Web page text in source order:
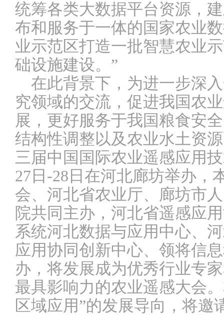
统筹各类大数据平台资源，
布和服务于一体的国家农业
业示范区打造一批智慧农业
础设施建设。 ”
在此背景下，为进一步深
究领域的交流，促进我国农
展，更好服务于我国粮食安
结构性调整以及农业水土资
三届中国国际农业遥感应用
27 日 -28 日在河北廊坊举办，
会、河北省农业厅、廊坊市
院共同主办，河北省遥感应
系统河北数据与应用中心、
应用协同创新中心、领将信
办，将发展成为优秀行业专
最具影响力的农业遥感大会
区域应用”的发展导向，将